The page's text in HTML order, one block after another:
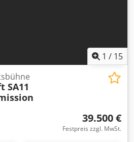
1 / 15
SA11
39.500 €
Festpreis zzgl. MwSt.